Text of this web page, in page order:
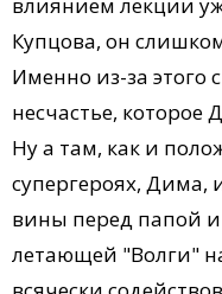
Купцова, он
Именно из-за этого
несчастье,
Ну а там, как и
супергероях,
вины перед папой
летающей "Волги"